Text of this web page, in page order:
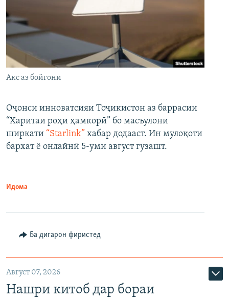
Акс аз бойгонӣ
Оҷонси инноватсияи Тоҷикистон аз баррасии
“Харитаи роҳи ҳамкорӣ” бо масъулони
ширкати “Starlink” хабар додааст. Ин мулоқоти
бархат ё онлайнӣ 5-уми август гузашт.
Идома
Ба дигарон фиристед
Август 07, 2026
Нашри китоб дар бораи